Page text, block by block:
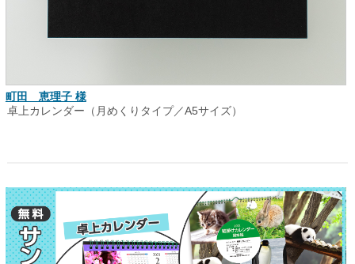
町田 恵理子 様
卓上カレンダー（月めくりタイプ／A5サイズ）